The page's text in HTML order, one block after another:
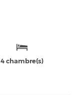
4 chambre(s)